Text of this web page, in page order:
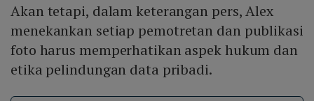
Akan tetapi, dalam keterangan pers, Alex
menekankan setiap pemotretan dan publikasi
foto harus memperhatikan aspek hukum dan
etika pelindungan data pribadi.